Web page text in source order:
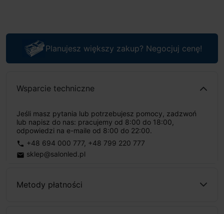
Planujesz większy zakup? Negocjuj cenę!
Wsparcie techniczne
Jeśli masz pytania lub potrzebujesz pomocy, zadzwoń
lub napisz do nas: pracujemy od 8:00 do 18:00,
odpowiedzi na e-maile od 8:00 do 22:00.
phone +48 694 000 777, +48 799 220 777
email sklep@salonled.pl
Metody płatności